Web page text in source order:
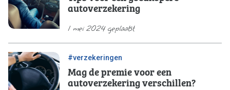
autoverzekering
1 mei 2024 geplaatst
#verzekeringen
Mag de premie voor een
autoverzekering verschillen?